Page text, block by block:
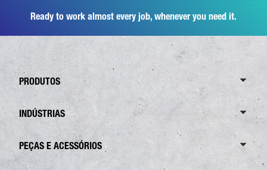
Ready to work almost every job, whenever you need it.
PRODUTOS
Resumo Canter
6,0 Toneladas
7,5 Toneladas
INDÚSTRIAS
Resumo Branques
PEÇAS E ACESSÓRIOS